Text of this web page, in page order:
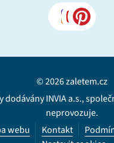
© 2026 zaletem.cz
dodávány INVIA a.s.,
neprovozuje.
webu
Kontakt